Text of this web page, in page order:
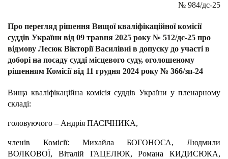
№ 984/дс-25
Про перегляд рішення Вищої кваліфікаційної комісії
суддів України від 09 травня 2025 року № 512/дс-25 про
відмову Лесюк Вікторії Василівні в допуску до участі в
доборі на посаду судді місцевого суду, оголошеному
рішенням Комісії від 11 грудня 2024 року № 366/зп-24
Вища кваліфікаційна комісія суддів України у пленарному
складі:
головуючого – Андрія ПАСІЧНИКА,
членів Комісії: Михайла БОГОНОСА, Людмили
ВОЛКОВОЇ, Віталій ГАЦЕЛЮК, Романа КИДИСЮКА,